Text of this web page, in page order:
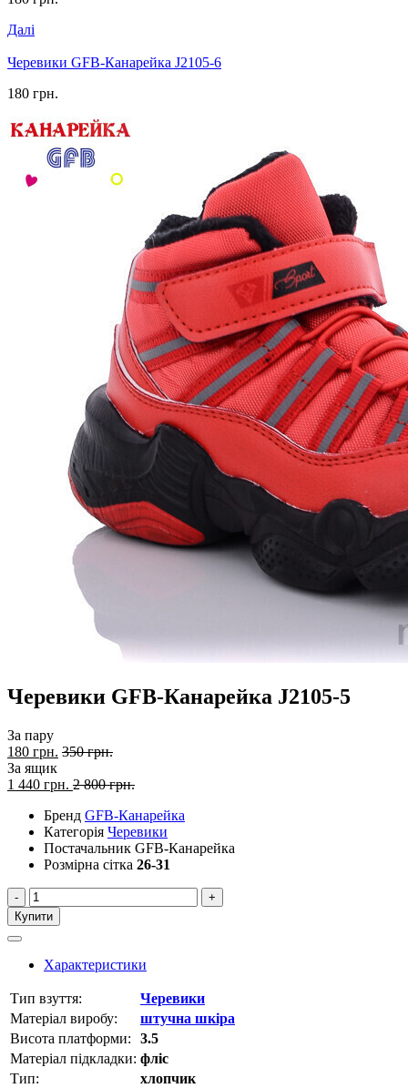
Далі
Черевики GFB-Канарейка J2105-6
180 грн.
Черевики GFB-Канарейка J2105-5
За пару
180 грн. 350 грн.
За ящик
1 440 грн. 2 800 грн.
Бренд GFB-Канарейка
Категорія Черевики
Постачальник GFB-Канарейка
Розмірна сітка 26-31
-
+
Купити
Характеристики
Тип взуття:
Черевики
Матеріал виробу:
штучна шкіра
Висота платформи:
3.5
Матеріал підкладки: фліс
Тип:
хлопчик